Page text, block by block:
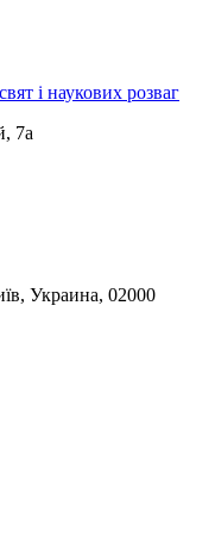
і наукових розваг
7а
Украина, 02000